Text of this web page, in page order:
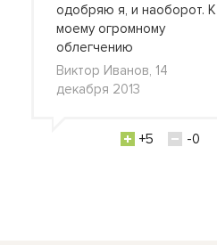
одобряю я, и наоборот. К
моему огромному
облегчению
Виктор Иванов, 14
декабря 2013
+5 -0